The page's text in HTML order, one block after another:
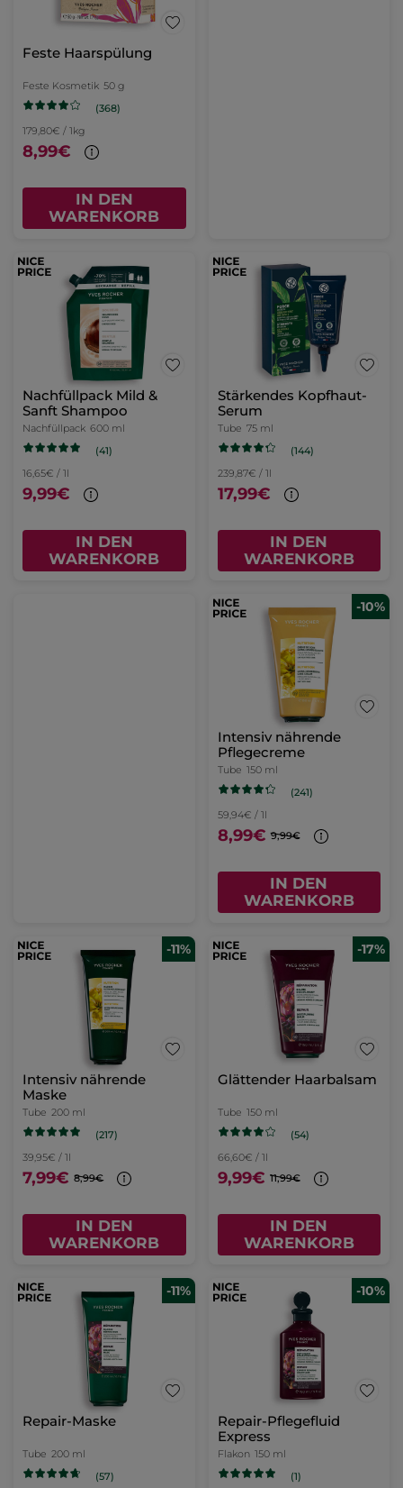
Feste Haarspülung
Feste Kosmetik 50 g
(368)
179,80€ / 1kg
8,99€
IN DEN
WARENKORB
Nachfüllpack Mild &
Sanft Shampoo
Nachfüllpack 600 ml
(41)
16,65€ / 1l
9,99€
IN DEN
WARENKORB
Stärkendes Kopfhaut-
Serum
Tube 75 ml
(144)
239,87€ / 1l
17,99€
IN DEN
WARENKORB
-10%
Intensiv nährende
Pflegecreme
Tube 150 ml
(241)
59,94€ / 1l
8,99€ 9,99€
IN DEN
WARENKORB
-11%
Intensiv nährende
Maske
Tube 200 ml
(217)
39,95€ / 1l
7,99€ 8,99€
IN DEN
WARENKORB
-17%
Glättender Haarbalsam
Tube 150 ml
(54)
66,60€ / 1l
9,99€ 11,99€
IN DEN
WARENKORB
-11%
Repair-Maske
Tube 200 ml
(57)
-10%
Repair-Pflegefluid
Express
Flakon 150 ml
(1)